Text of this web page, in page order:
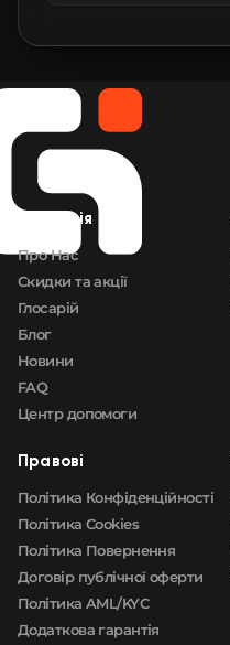
FN
Компанія
Про Нас
Скидки та акції
Глосарій
Блог
Новини
FAQ
Центр допомоги
Правові
Політика Конфіденційності
Політика Cookies
Політика Повернення
Договір публічної оферти
Політика AML/KYC
Додаткова гарантія